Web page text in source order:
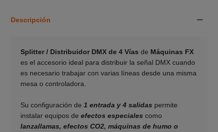
Descripción
Splitter / Distribuidor DMX de 4 Vías de Máquinas FX
es el accesorio ideal para distribuir la señal DMX cuando
es necesario trabajar con varias líneas desde una misma
mesa o controladora.
Su configuración de 1 entrada y 4 salidas permite
instalar equipos de efectos especiales como
lanzallamas, efectos CO2, máquinas de humo o